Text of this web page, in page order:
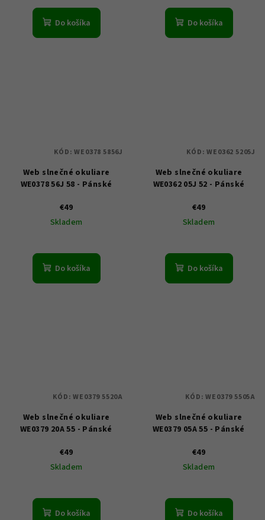
Do košíka Do košíka
Web slnečné okuliare
WE0378 56J 58 - Pánské
€49
Skladem
Do košíka
KÓD:WE0378 5856J
Web slnečné okuliare
WE0362 05J 52 - Pánské
€49
Skladem
Do košíka
KÓD:WE0362 5205J
Web slnečné okuliare
WE0379 20A 55 - Pánské
€49
Skladem
Do košíka
KÓD:WE0379 5520A
Web slnečné okuliare
WE0379 05A 55 - Pánské
€49
Skladem
Do košíka
KÓD:WE0379 5505A